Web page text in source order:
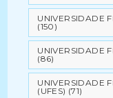
UNIVERSIDADE
(150)
UNIVERSIDADE
(86)
UNIVERSIDADE
(UFES) (71)